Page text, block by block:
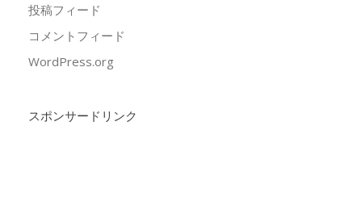
投稿フィード
コメントフィード
WordPress.org
スポンサードリンク